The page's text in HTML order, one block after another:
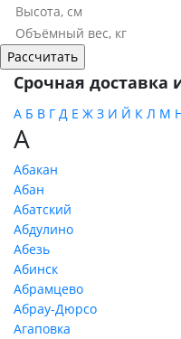
Срочная доставка
А Б В Г Д Е Ж З И Й К Л М
А
Абакан
Абан
Абатский
Абдулино
Абезь
Абинск
Абрамцево
Абрау-Дюрсо
Агаповка